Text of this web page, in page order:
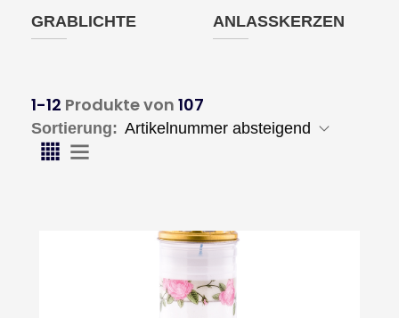
GRABLICHTE ANLASSKERZEN
1-12 Produkte von 107
Sortierung: